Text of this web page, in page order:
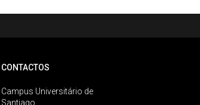
CONTACTOS
Campus Universitário de
Santiago